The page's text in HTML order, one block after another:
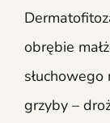
obrębie
grzyby –